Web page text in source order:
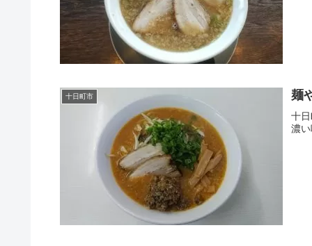
十日町市 麺
十
濃